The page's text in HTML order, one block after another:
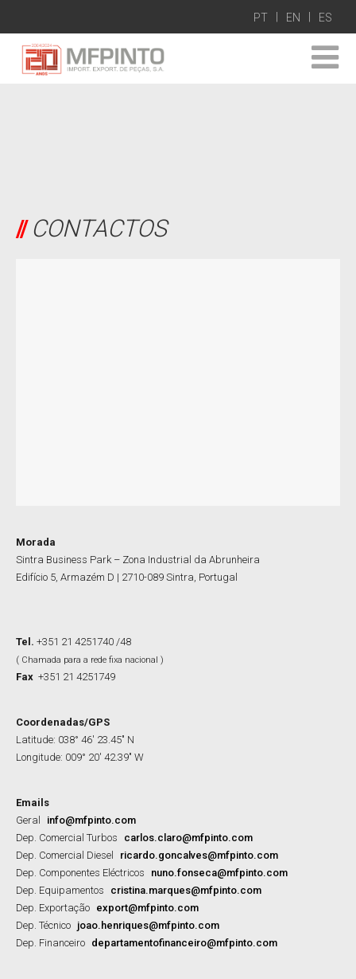
PT EN ES
CONTACTOS
Morada
Sintra Business Park – Zona Industrial da Abrunheira
Edifício 5, Armazém D | 2710-089 Sintra, Portugal
Tel. +351 21 4251740 /48
( Chamada para a rede fixa nacional )
Fax +351 21 4251749
Coordenadas/GPS
Latitude: 038° 46′ 23.45″ N
Longitude: 009° 20′ 42.39″ W
Emails
Geral
info@mfpinto.com
Dep. Comercial Turbos
carlos.claro@mfpinto.com
Dep. Comercial Diesel
ricardo.goncalves@mfpinto.com
Dep. Componentes Eléctricos
nuno.fonseca@mfpinto.com
Dep. Equipamentos
cristina.marques@mfpinto.com
Dep. Exportação export@mfpinto.com
Dep. Técnico joao.henriques@mfpinto.com
Dep. Financeiro departamentofinanceiro@mfpinto.com